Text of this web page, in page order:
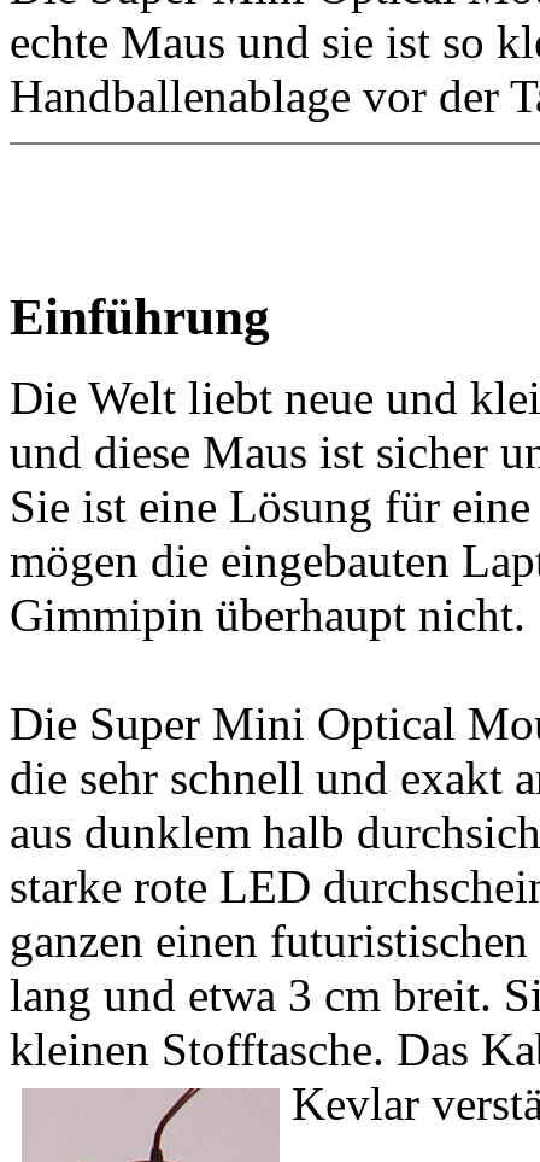
echte Maus und sie ist so
Handballenablage vor der
Einführung
Die Welt liebt neue und
und diese Maus ist sicher
Sie ist eine Lösung für
mögen die eingebauten
Gimmipin überhaupt nicht.
Die Super Mini Optical
die sehr schnell und exakt
aus dunklem halb
starke rote LED
ganzen einen
lang und etwa 3 cm breit.
kleinen Stofftasche. Das
Kevlar